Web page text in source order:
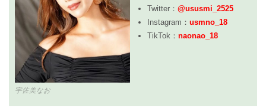
宇佐美なお
Twitter： @ususmi_2525
Instagram： usmno_18
TikTok： naonao_18